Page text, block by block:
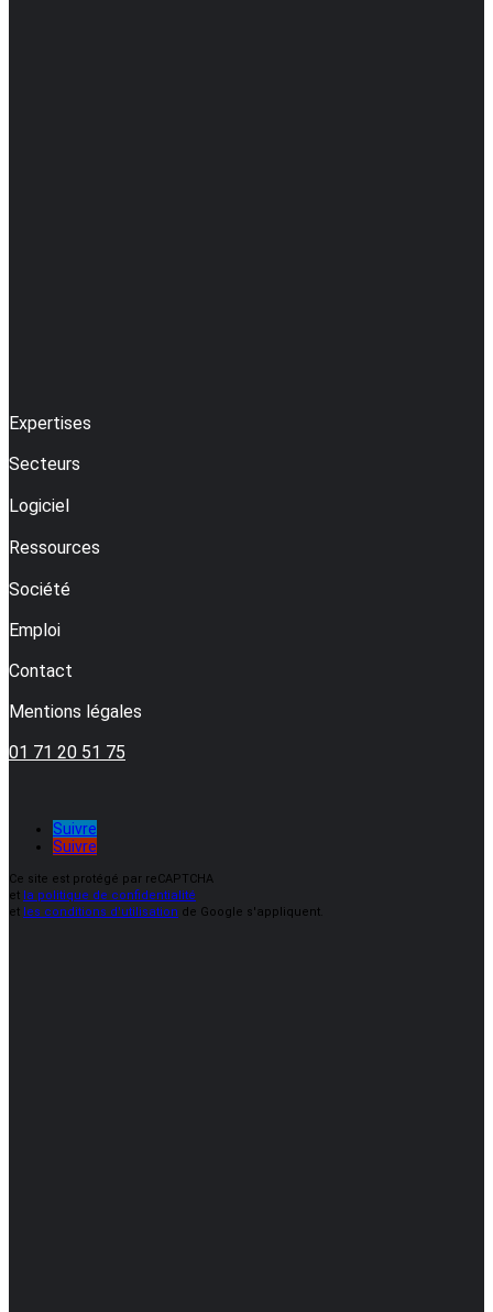
Expertises
Secteurs
Logiciel
Ressources
Société
Emploi
Contact
Mentions légales
01 71 20 51 75
Suivre
Suivre
Ce site est protégé par reCAPTCHA
et la politique de confidentialité
et les conditions d'utilisation de Google s'appliquent.